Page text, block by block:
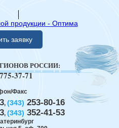
заявку
Факс
, (343) 253-80-16
, (343) 352-41-53
РОССИИ:
37-71